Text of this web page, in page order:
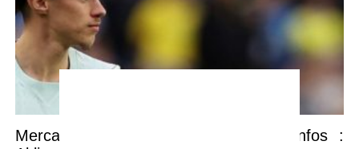
Mercato du PSG – Les dernières infos :